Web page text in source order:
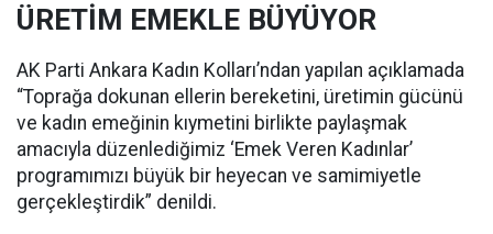
ÜRETİM EMEKLE BÜYÜYOR
AK Parti Ankara Kadın Kolları’ndan yapılan açıklamada
“Toprağa dokunan ellerin bereketini, üretimin gücünü
ve kadın emeğinin kıymetini birlikte paylaşmak
amacıyla düzenlediğimiz ‘Emek Veren Kadınlar’
programımızı büyük bir heyecan ve samimiyetle
gerçekleştirdik” denildi.